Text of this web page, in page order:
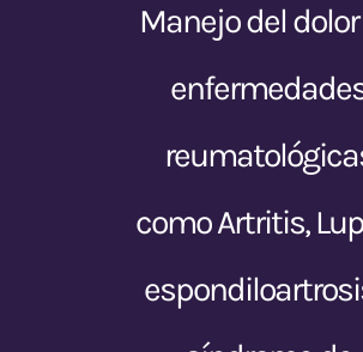
Manejo del
como Artritis,